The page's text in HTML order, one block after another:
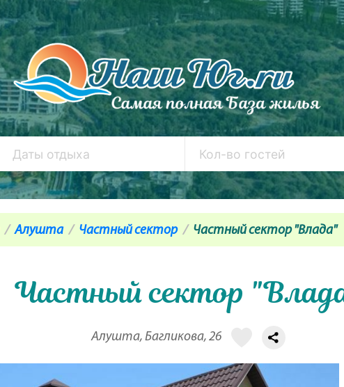
Алушта Частный сектор Частный сектор "Влада"
Частный сектор
Алушта, Багликова, 26